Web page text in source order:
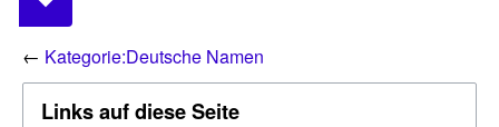
← Kategorie:Deutsche Namen
Links auf diese Seite